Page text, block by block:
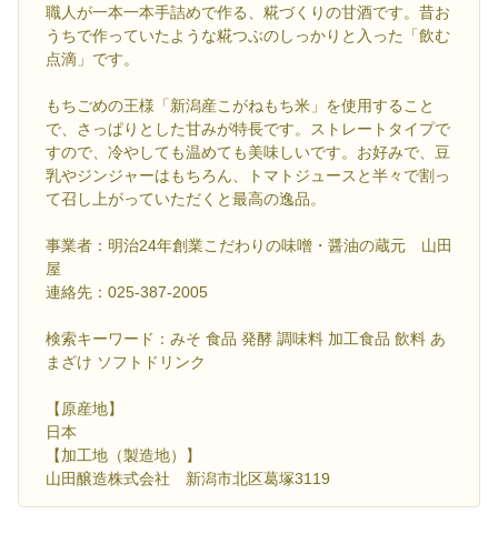
職人が一本一本手詰めで作る、糀づくりの甘酒です。昔お
うちで作っていたような糀つぶのしっかりと入った「飲む
点滴」です。
もちごめの王様「新潟産こがねもち米」を使用すること
で、さっぱりとした甘みが特長です。ストレートタイプで
すので、冷やしても温めても美味しいです。お好みで、豆
乳やジンジャーはもちろん、トマトジュースと半々で割っ
て召し上がっていただくと最高の逸品。
事業者：明治24年創業こだわりの味噌・醤油の蔵元 山田
屋
連絡先：025-387-2005
検索キーワード：みそ 食品 発酵 調味料 加工食品 飲料 あ
まざけ ソフトドリンク
【原産地】
日本
【加工地（製造地）】
山田醸造株式会社 新潟市北区葛塚3119